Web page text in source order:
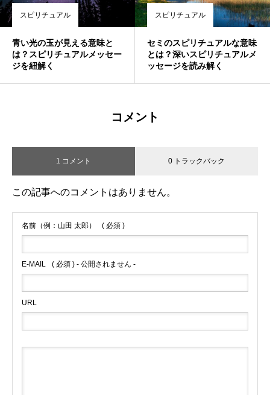
スピリチュアル
青い光の玉が見える意味と
は？スピリチュアルメッセー
ジを紐解く
スピリチュアル
セミのスピリチュアルな意味
とは？深いスピリチュアルメ
ッセージを読み解く
コメント
1 コメント 0 トラックバック
この記事へのコメントはありません。
名前（例：山田 太郎） ( 必須 )
E-MAIL ( 必須 ) - 公開されません -
URL